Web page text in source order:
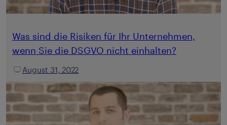
Was sind die Risiken für Ihr Unternehmen,
wenn Sie die DSGVO nicht einhalten?
August 31, 2022